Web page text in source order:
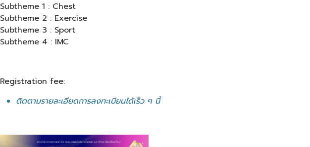
Subtheme 1 : Chest
Subtheme 2 : Exercise
Subtheme 3 : Sport
Subtheme 4 : IMC
Registration fee:
ติดตามรายละเอียดการลงทะเบียนได้เร็ว ๆ นี้